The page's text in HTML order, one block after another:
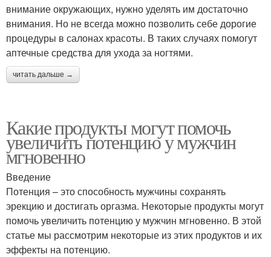
внимание окружающих, нужно уделять им достаточно
внимания. Но не всегда можно позволить себе дорогие
процедуры в салонах красоты. В таких случаях помогут
аптечные средства для ухода за ногтями.
читать дальше →
Какие продукты могут помочь
увеличить потенцию у мужчин
мгновенно
Введение
Потенция – это способность мужчины сохранять
эрекцию и достигать оргазма. Некоторые продукты могут
помочь увеличить потенцию у мужчин мгновенно. В этой
статье мы рассмотрим некоторые из этих продуктов и их
эффекты на потенцию.